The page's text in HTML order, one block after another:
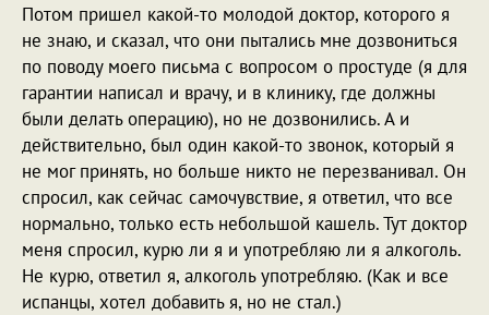
Потом пришел какой-то молодой доктор, которого я
не знаю, и сказал, что они пытались мне дозвониться
по поводу моего письма с вопросом о простуде (я для
гарантии написал и врачу, и в клинику, где должны
были делать операцию), но не дозвонились. А и
действительно, был один какой-то звонок, который я
не мог принять, но больше никто не перезванивал. Он
спросил, как сейчас самочувствие, я ответил, что все
нормально, только есть небольшой кашель. Тут доктор
меня спросил, курю ли я и употребляю ли я алкоголь.
Не курю, ответил я, алкоголь употребляю. (Как и все
испанцы, хотел добавить я, но не стал.)